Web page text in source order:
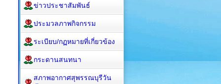
ข่าวประชาสัมพันธ์
ประมวลภาพกิจกรรม
ระเบียบ/กฏหมายที่เกี่ยวข้อง
กระดานสนทนา
สภาพอากาศสุพรรณบุรีวัน